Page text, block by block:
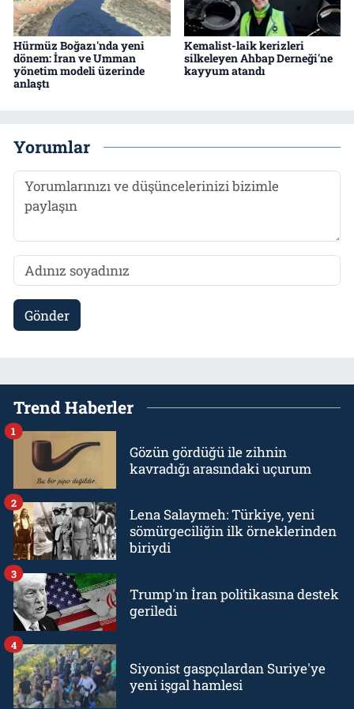
Hürmüz Boğazı'nda yeni
dönem: İran ve Umman
yönetim modeli üzerinde
anlaştı
Kemalist-laik kerizleri
silkeleyen Ahbap Derneği'ne
kayyum atandı
Yorumlar
Gönder
Trend Haberler
Gözün gördüğü ile zihnin
kavradığı arasındaki uçurum
1
Lena Salaymeh: Türkiye, yeni
sömürgeciliğin ilk örneklerinden
biriydi
2
Trump'ın İran politikasına destek
geriledi
3
Siyonist gaspçılardan Suriye'ye
yeni işgal hamlesi
4